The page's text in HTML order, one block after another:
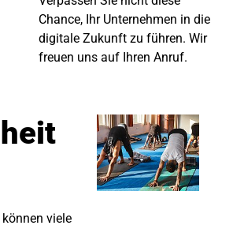
Chance, Ihr Unternehmen in die
digitale Zukunft zu führen. Wir
freuen uns auf Ihren Anruf.
viele